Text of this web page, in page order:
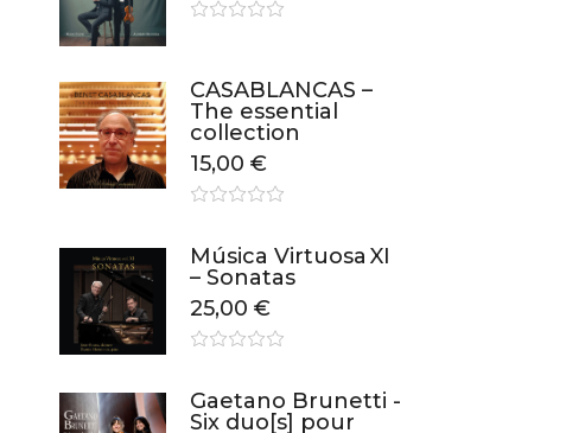
CASABLANCAS –
The essential
collection
15,00 €
Música Virtuosa XI
– Sonatas
25,00 €
Gaetano Brunetti -
Six duo[s] pour